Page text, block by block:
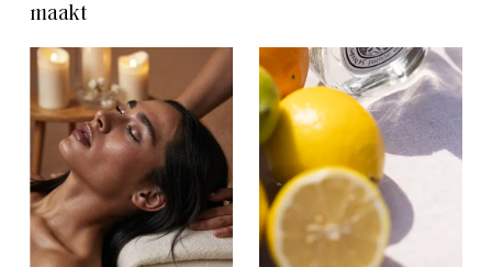
maakt